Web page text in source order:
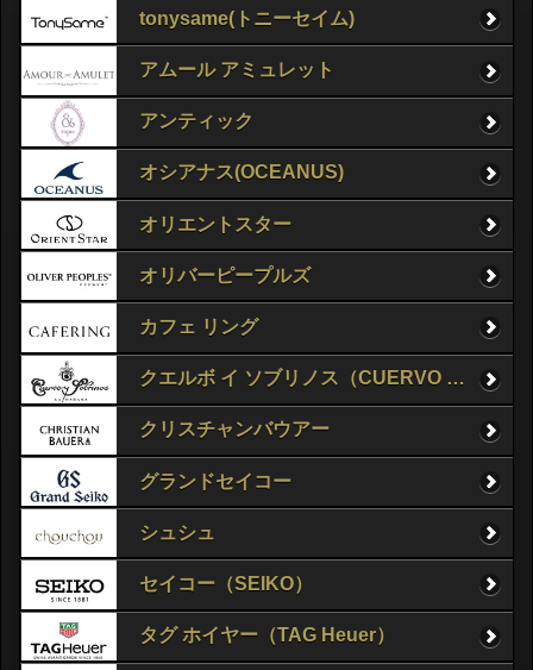
tonysame(トニーセイム)
アムール アミュレット
アンティック
オシアナス(OCEANUS)
オリエントスター
オリバーピープルズ
カフェ リング
クエルボ イ ソブリノス（CUERVO Y SOBRINOS）
クリスチャンバウアー
グランドセイコー
シュシュ
セイコー（SEIKO）
タグ ホイヤー（TAG Heuer）